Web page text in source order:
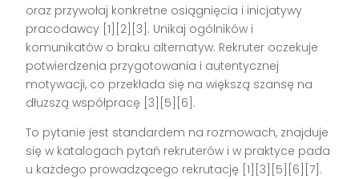
oraz przywołaj konkretne osiągnięcia i inicjatywy
pracodawcy [1][2][3]. Unikaj ogólników i
komunikatów o braku alternatyw. Rekruter oczekuje
potwierdzenia przygotowania i autentycznej
motywacji, co przekłada się na większą szansę na
dłuższą współpracę [3][5][6].
To pytanie jest standardem na rozmowach, znajduje
się w katalogach pytań rekruterów i w praktyce pada
u każdego prowadzącego rekrutację [1][3][5][6][7].